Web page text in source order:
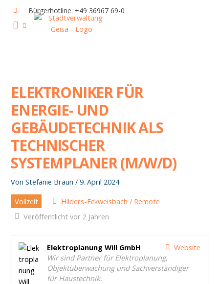
springen
Bürgerhotline: +49 36967 69-0
ELEKTRONIKER FÜR
ENERGIE- UND
GEBÄUDETECHNIK ALS
TECHNISCHER
SYSTEMPLANER (M/W/D)
VonStefanie Braun/9. April 2024
Vollzeit
Hilders-Eckweisbach / Remote
Veröffentlicht vor 2 Jahren
Website
Elektroplanung Will GmbH
Wir sind Partner für Elektroplanung,
Objektüberwachung und Sachverständiger
für Haustechnik.